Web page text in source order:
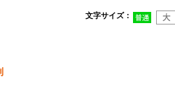
文字サイズ：